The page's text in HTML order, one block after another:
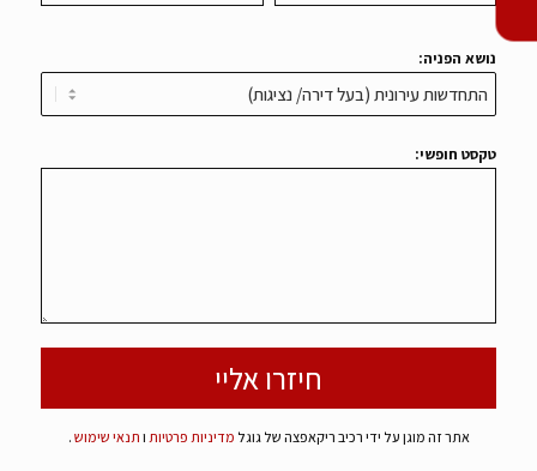
נושא הפניה:
טקסט חופשי:
אתר זה מוגן על ידי רכיב ריקאפצה של גוגל מדיניות פרטיות ו תנאי שימוש .